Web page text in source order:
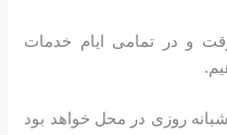
و در تمامی ایام خدمات
روزی در محل خواهد بود